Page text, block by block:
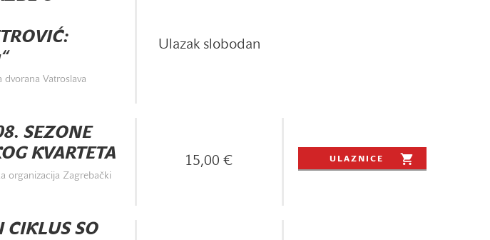
Vatroslava
Ulazak slobodan
SEZONE
KVARTETA
organizacija Zagrebački
15,00 € ULAZNICE
CIKLUS SO